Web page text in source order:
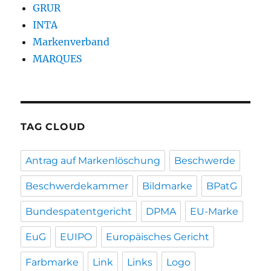
GRUR
INTA
Markenverband
MARQUES
TAG CLOUD
Antrag auf Markenlöschung Beschwerde
Beschwerdekammer Bildmarke BPatG
Bundespatentgericht DPMA EU-Marke
EuG EUIPO Europäisches Gericht
Farbmarke Link Links Logo